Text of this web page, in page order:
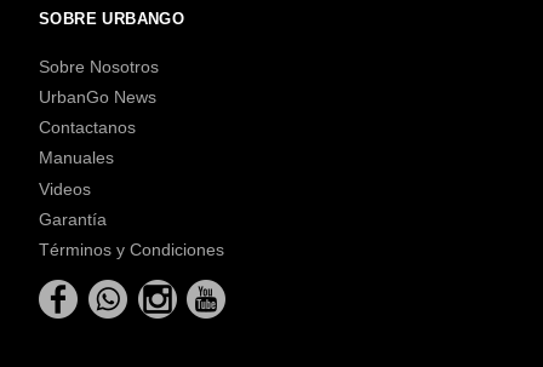
SOBRE URBANGO
Sobre Nosotros
UrbanGo News
Contactanos
Manuales
Videos
Garantía
Términos y Condiciones